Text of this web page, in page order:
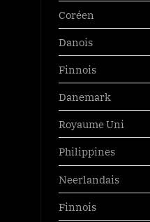
Coréen
Danois
Finnois
Danemark
Royaume Uni
Philippines
Neerlandais
Finnois